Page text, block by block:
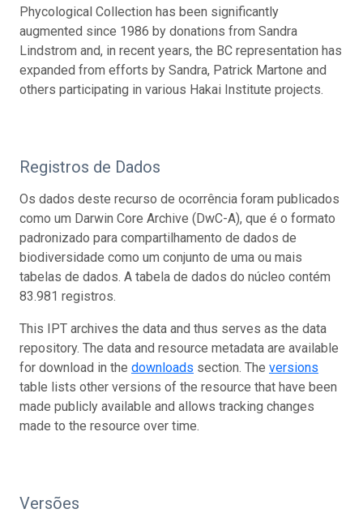
Phycological Collection has been significantly
augmented since 1986 by donations from Sandra
Lindstrom and, in recent years, the BC representation has
expanded from efforts by Sandra, Patrick Martone and
others participating in various Hakai Institute projects.
Registros de Dados
Os dados deste recurso de ocorrência foram publicados
como um Darwin Core Archive (DwC-A), que é o formato
padronizado para compartilhamento de dados de
biodiversidade como um conjunto de uma ou mais
tabelas de dados. A tabela de dados do núcleo contém
83.981 registros.
This IPT archives the data and thus serves as the data
repository. The data and resource metadata are available
for download in the downloads section. The versions
table lists other versions of the resource that have been
made publicly available and allows tracking changes
made to the resource over time.
Versões